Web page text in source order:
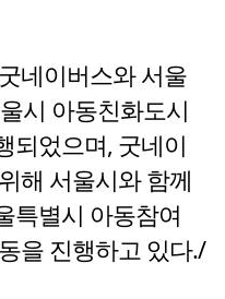
네이버스와 서울
시 아동친화도시
되었으며, 굿네이
해 서울시와 함께
특별시 아동참여
을 진행하고 있다./